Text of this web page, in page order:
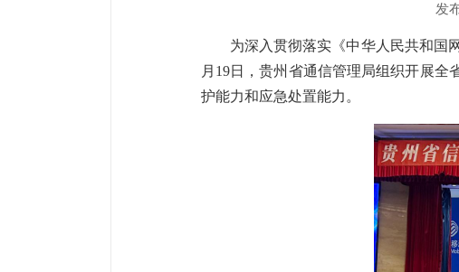
发
为深入贯彻落实《中华人民共和国
月19日，贵州省通信管理局组织开展全
护能力和应急处置能力。